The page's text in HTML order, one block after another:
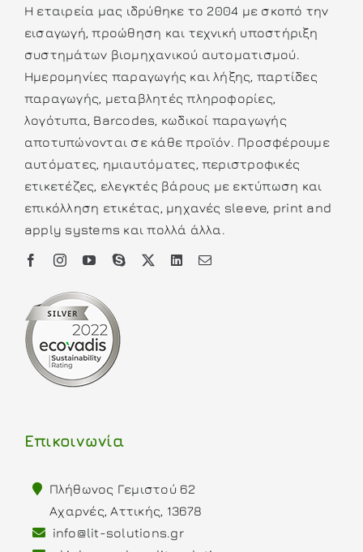
Η εταιρεία μας ιδρύθηκε το 2004 με σκοπό την
εισαγωγή, προώθηση και τεχνική υποστήριξη
συστημάτων βιομηχανικού αυτοματισμού.
Ημερομηνίες παραγωγής και λήξης, παρτίδες
παραγωγής, μεταβλητές πληροφορίες,
λογότυπα, Barcodes, κωδικοί παραγωγής
αποτυπώνονται σε κάθε προϊόν. Προσφέρουμε
αυτόματες, ημιαυτόματες, περιστροφικές
ετικετέζες, ελεγκτές βάρους με εκτύπωση και
επικόλληση ετικέτας, μηχανές sleeve, print and
apply systems και πολλά άλλα.
Επικοινωνία
Πλήθωνος Γεμιστού 62
Αχαρνές, Αττικής, 13678
info@lit-solutions.gr